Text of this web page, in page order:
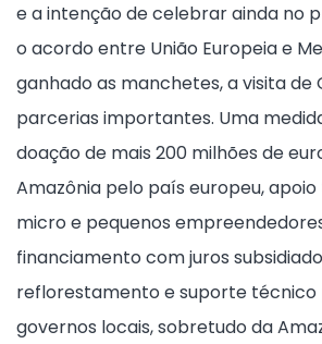
e a intenção de celebrar ainda no
o acordo entre União Europeia e
ganhado as manchetes, a visita de
parcerias importantes. Uma
doação de mais 200 milhões de
Amazônia pelo país europeu,
micro e pequenos
financiamento com juros
reflorestamento e suporte técnico
governos locais, sobretudo da